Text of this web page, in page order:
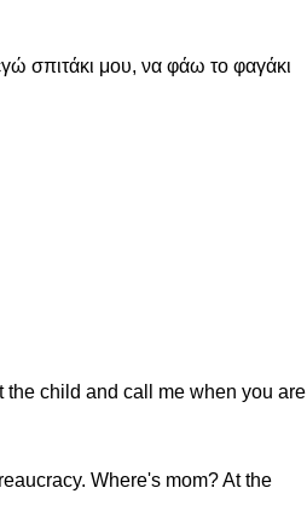
σπιτάκι μου, να φάω το φαγάκι
child and call me when you are
Where's mom? At the